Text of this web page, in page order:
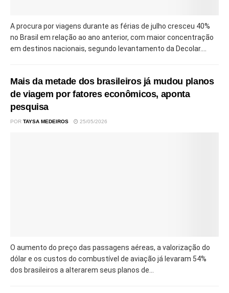
A procura por viagens durante as férias de julho cresceu 40%
no Brasil em relação ao ano anterior, com maior concentração
em destinos nacionais, segundo levantamento da Decolar....
Mais da metade dos brasileiros já mudou planos
de viagem por fatores econômicos, aponta
pesquisa
POR TAYSA MEDEIROS 25/05/2026
O aumento do preço das passagens aéreas, a valorização do
dólar e os custos do combustível de aviação já levaram 54%
dos brasileiros a alterarem seus planos de...